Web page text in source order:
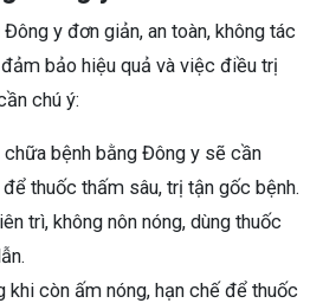
y đơn giản, an toàn, không tác
bảo hiệu quả và việc điều trị
chú ý:
chữa bệnh bằng Đông y sẽ cần
thuốc thấm sâu, trị tận gốc bệnh.
trì, không nôn nóng, dùng thuốc
khi còn ấm nóng, hạn chế để thuốc